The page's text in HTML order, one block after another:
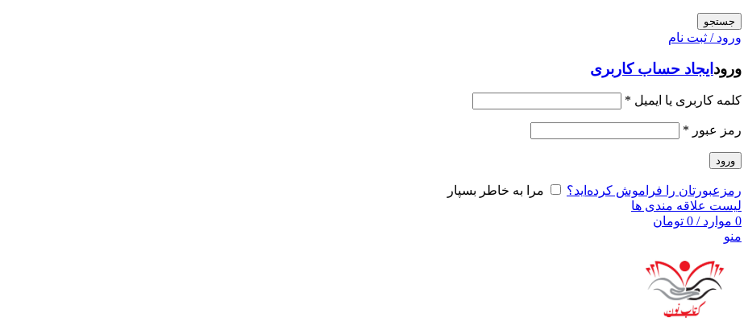
جستجو
ورود / ثبت نام
ورود ایجاد حساب کاربری
کلمه کاربری یا ایمیل *
رمز عبور *
ورود
رمزعبورتان را فراموش کرده‌اید؟
مرا به خاطر بسپار
لیست علاقه مندی ها
0 موارد /
0 تومان
منو